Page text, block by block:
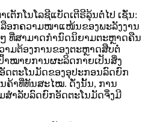
ຕັກໂນໂລຊີແບັດເຕີຣີລຸ້ນຕໍ່ໄປ ເຊັ່ນ:
ລືອກຄວາມໜາແໜ້ນຂອງພະລັງງານ
ທີ່ສາມາດກຳນົດນິຍາມຕະຫຼາດຄືນ
າມຕ້ອງການຂອງຕະຫຼາດສືບຕໍ່
າໝາຍການຜະລິດກາຍເປັນສິ່ງ
ດຕະໂນມັດຂອງອຸປະກອນລົດຍົກ
ຄ້າທີ່ທັນສະໄໝ. ດັ່ງນັ້ນ, ການ
ສຳລັບລົດຍົກອັດຕະໂນມັດຈຶ່ງມີ